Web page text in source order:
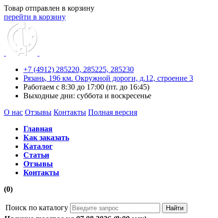
Товар отправлен в корзину
перейти в корзину
+7 (4912) 285220, 285225, 285230
Рязань, 196 км. Окружной дороги, д.12, строение 3
Работаем с 8:30 до 17:00 (пт. до 16:45)
Выходные дни: суббота и воскресенье
О нас Отзывы Контакты Полная версия
Главная
Как заказать
Каталог
Статьи
Отзывы
Контакты
(0)
Поиск по каталогу